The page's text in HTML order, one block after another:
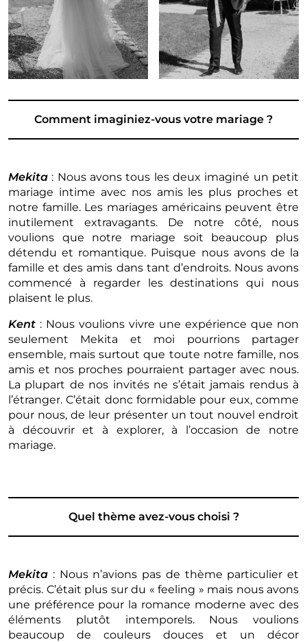
Comment imaginiez-vous votre mariage ?
Mekita : Nous avons tous les deux imaginé un petit
mariage intime avec nos amis les plus proches et
notre famille. Les mariages américains peuvent être
inutilement extravagants. De notre côté, nous
voulions que notre mariage soit beaucoup plus
détendu et romantique. Puisque nous avons de la
famille et des amis dans tant d’endroits. Nous avons
commencé à regarder les destinations qui nous
plaisent le plus.
Kent : Nous voulions vivre une expérience que non
seulement Mekita et moi pourrions partager
ensemble, mais surtout que toute notre famille, nos
amis et nos proches pourraient partager avec nous.
La plupart de nos invités ne s’était jamais rendus à
l’étranger. C’était donc formidable pour eux, comme
pour nous, de leur présenter un tout nouvel endroit
à découvrir et à explorer, à l’occasion de notre
mariage.
Quel thème avez-vous choisi ?
Mekita : Nous n’avions pas de thème particulier et
précis. C’était plus sur du « feeling » mais nous avons
une préférence pour la romance moderne avec des
éléments plutôt intemporels. Nous voulions
beaucoup de couleurs douces et un décor